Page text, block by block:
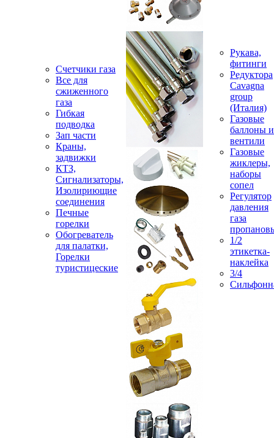
Счетчики газа
Все для
сжиженного
газа
Гибкая
подводка
Зап части
Краны,
задвижки
КТЗ,
Сигнализаторы,
Изолириющие
соединения
Печные
горелки
Обогреватель
для палатки,
Горелки
туристицеские
Рукава,
фитинги
Редуктора
Cavagna
group
(Италия)
Газовые
баллоны и
вентили
Газовые
жиклеры,
наборы
сопел
Регулятор
давления
газа
1/2
этикетка-
наклейка
3/4